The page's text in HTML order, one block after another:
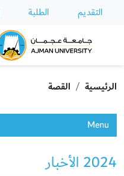
التقديم الطلبة
Ajman University
الرئيسية القصة
Menu
2024 الأخبار